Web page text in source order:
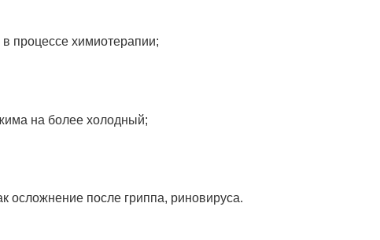
процессе химиотерапии;
на более холодный;
осложнение после гриппа, риновируса.